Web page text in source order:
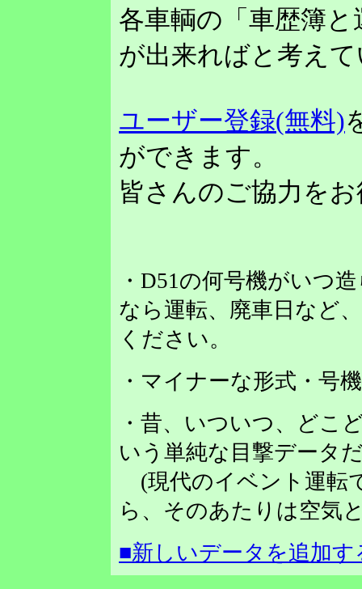
各車輌の「車歴簿
が出来ればと考え
ユーザー登録(無料)
ができます。
皆さんのご協力を
・D51の何号機がいつ
なら運転、廃車日など
ください。
・マイナーな形式・号
・昔、いついつ、どこ
いう単純な目撃データ
(現代のイベント運転
ら、そのあたりは空気
■新しいデータを追加す